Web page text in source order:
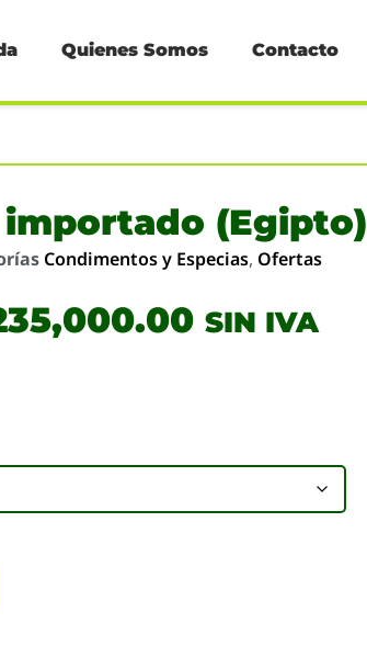
Quienes Somos Contacto
(Egipto)
Condimentos y Especias, Ofertas
SIN IVA